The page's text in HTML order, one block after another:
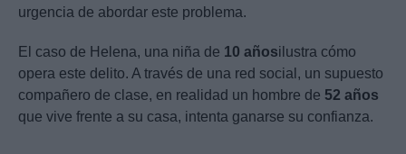
urgencia de abordar este problema.
El caso de Helena, una niña de 10 añosilustra cómo
opera este delito. A través de una red social, un supuesto
compañero de clase, en realidad un hombre de 52 años
que vive frente a su casa, intenta ganarse su confianza.